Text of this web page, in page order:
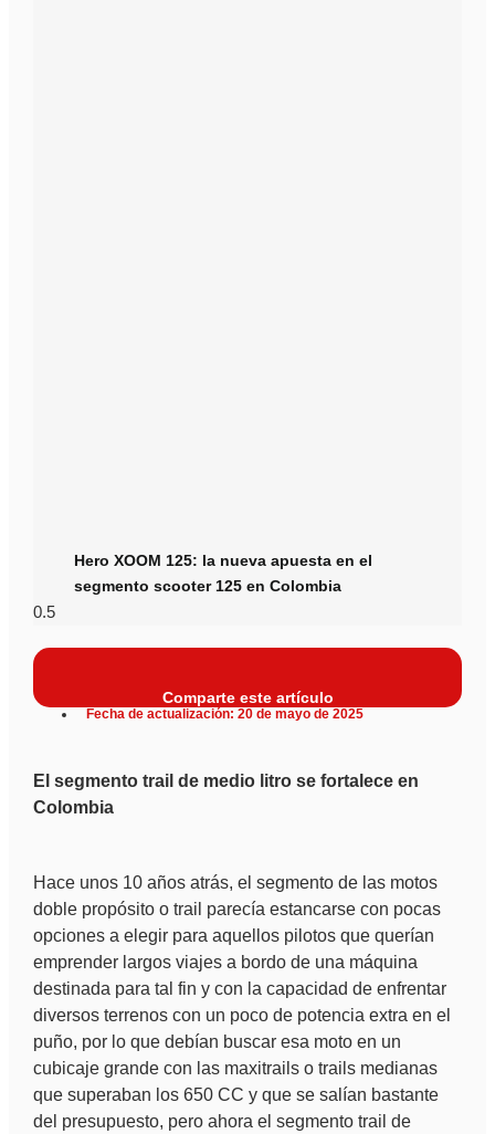
Hero XOOM 125: la nueva apuesta en el
segmento scooter 125 en Colombia
Comparte este artículo
Fecha de actualización: 20 de mayo de 2025
El segmento trail de medio litro se fortalece en
Colombia
Hace unos 10 años atrás, el segmento de las motos
doble propósito o trail parecía estancarse con pocas
opciones a elegir para aquellos pilotos que querían
emprender largos viajes a bordo de una máquina
destinada para tal fin y con la capacidad de enfrentar
diversos terrenos con un poco de potencia extra en el
puño, por lo que debían buscar esa moto en un
cubicaje grande con las maxitrails o trails medianas
que superaban los 650 CC y que se salían bastante
del presupuesto, pero ahora el segmento trail de